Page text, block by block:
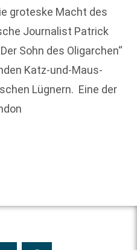
groteske Macht des
Journalist Patrick
Sohn des Oligarchen“
Katz-und-Maus-
Lügnern. Eine der